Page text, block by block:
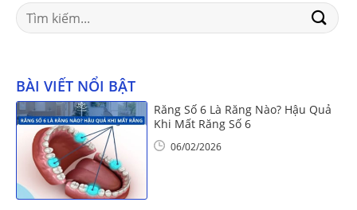
Search
for:
BÀI VIẾT NỔI BẬT
Răng Số 6 Là Răng Nào? Hậu Quả
Khi Mất Răng Số 6
06/02/2026